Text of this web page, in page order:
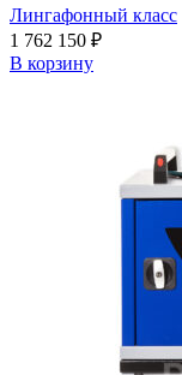
Лингафонный класс
1 762 150 ₽
В корзину